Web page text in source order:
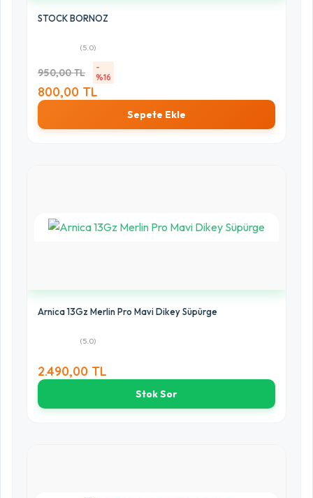
STOCK BORNOZ
(5.0)
950,00 TL
-
%16
800,00 TL
Sepete Ekle
Arnica 13Gz Merlin Pro Mavi Dikey Süpürge
(5.0)
2.490,00 TL
Stok Sor